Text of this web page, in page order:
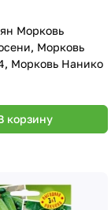
Морковь
Морковь
Морковь Нанико
корзину